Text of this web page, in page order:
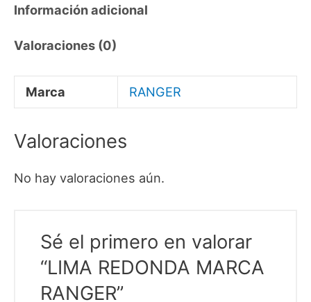
Información adicional
Valoraciones (0)
Marca RANGER
Valoraciones
No hay valoraciones aún.
Sé el primero en valorar
“LIMA REDONDA MARCA
RANGER”